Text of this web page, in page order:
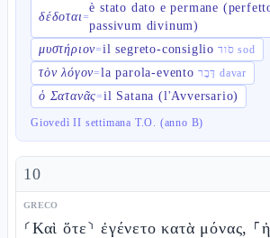
δέδοται=
è stato dato e permane
passivum divinum)
μυστήριον=il segreto-consiglio סֹוד sod
τὸν λόγον=la parola-evento דָּבָר davar
ὁ Σατανᾶς=il Satana (l'Avversario)
Giovedì II settimana T.O. (anno B)
10
GRECO
⸂Καὶ ὅτε⸃ ἐγένετο κατὰ μόνας,